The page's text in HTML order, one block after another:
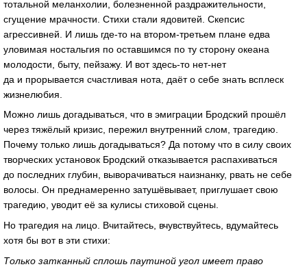
тотальной меланхолии, болезненной раздражительности,
сгущение мрачности. Стихи стали ядовитей. Скепсис
агрессивней. И лишь где-то на втором-третьем плане едва
уловимая ностальгия по оставшимся по ту сторону океана
молодости, быту, пейзажу. И вотздесь-то нет-нет
да и прорывается счастливая нота, даёт о себе знать всплеск
жизнелюбия.
Можно лишь догадываться, что в эмиграции Бродский прошёл
через тяжёлый кризис, пережил внутренний слом, трагедию.
Почему только лишь догадываться? Да потому что в силу своих
творческих установок Бродский отказывается распахиваться
до последних глубин, выворачиваться наизнанку, рвать не себе
волосы. Он преднамеренно затушёвывает, приглушает свою
трагедию, уводит её за кулисы стиховой сцены.
Но трагедия на лицо. Вчитайтесь, вчувствуйтесь, вдумайтесь
хотя бы вот в эти стихи:
Только затканный сплошь паутиной угол имеет право